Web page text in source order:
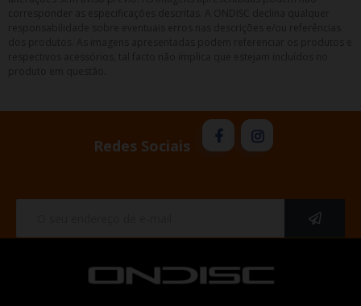
Redes Sociais